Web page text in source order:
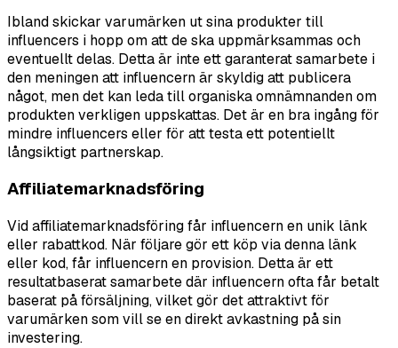
Ibland skickar varumärken ut sina produkter till
influencers i hopp om att de ska uppmärksammas och
eventuellt delas. Detta är inte ett garanterat samarbete i
den meningen att influencern är skyldig att publicera
något, men det kan leda till organiska omnämnanden om
produkten verkligen uppskattas. Det är en bra ingång för
mindre influencers eller för att testa ett potentiellt
långsiktigt partnerskap.
Affiliatemarknadsföring
Vid affiliatemarknadsföring får influencern en unik länk
eller rabattkod. När följare gör ett köp via denna länk
eller kod, får influencern en provision. Detta är ett
resultatbaserat samarbete där influencern ofta får betalt
baserat på försäljning, vilket gör det attraktivt för
varumärken som vill se en direkt avkastning på sin
investering.